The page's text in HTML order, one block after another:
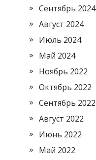
Сентябрь 2024
Август 2024
Июль 2024
Май 2024
Ноябрь 2022
Октябрь 2022
Сентябрь 2022
Август 2022
Июнь 2022
Май 2022